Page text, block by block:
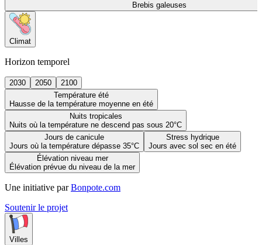
Brebis galeuses
Climat
Horizon temporel
2030 2050
2100
Température été
Hausse de la température moyenne en été
Nuits tropicales
Nuits où la température ne descend pas sous 20°C
Jours de canicule
Jours où la température dépasse 35°C
Stress hydrique
Jours avec sol sec en été
Élévation niveau mer
Élévation prévue du niveau de la mer
Une initiative par Bonpote.com
Soutenir le projet
Villes